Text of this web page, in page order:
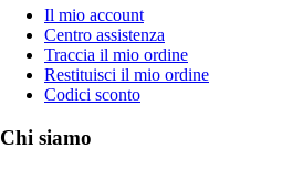
Il mio account
Centro assistenza
Traccia il mio ordine
Restituisci il mio ordine
Codici sconto
Chi siamo